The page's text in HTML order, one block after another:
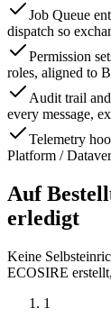
Job Queue
dispatch so
Permission
roles, aligned to
Audit trail
every message,
Telemetry
Platform /
Auf
erledigt
Keine
ECOSIRE
1